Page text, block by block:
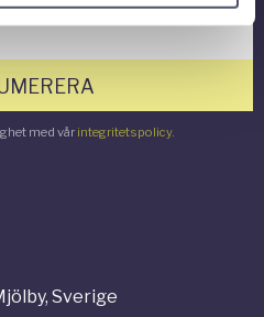
med vår integritetspolicy.
Sverige